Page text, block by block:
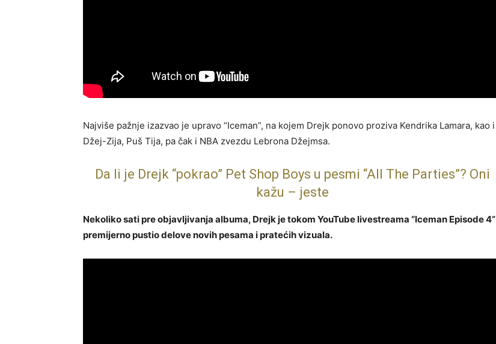
Najviše pažnje izazvao je upravo “Iceman”, na kojem Drejk ponovo proziva Kendrika Lamara, kao i
Džej-Zija, Puš Tija, pa čak i NBA zvezdu Lebrona Džejmsa.
Da li je Drejk “pokrao” Pet Shop Boys u pesmi “All The Parties”? Oni
kažu – jeste
Nekoliko sati pre objavljivanja albuma, Drejk je tokom YouTube livestreama “Iceman Episode 4”
premijerno pustio delove novih pesama i pratećih vizuala.